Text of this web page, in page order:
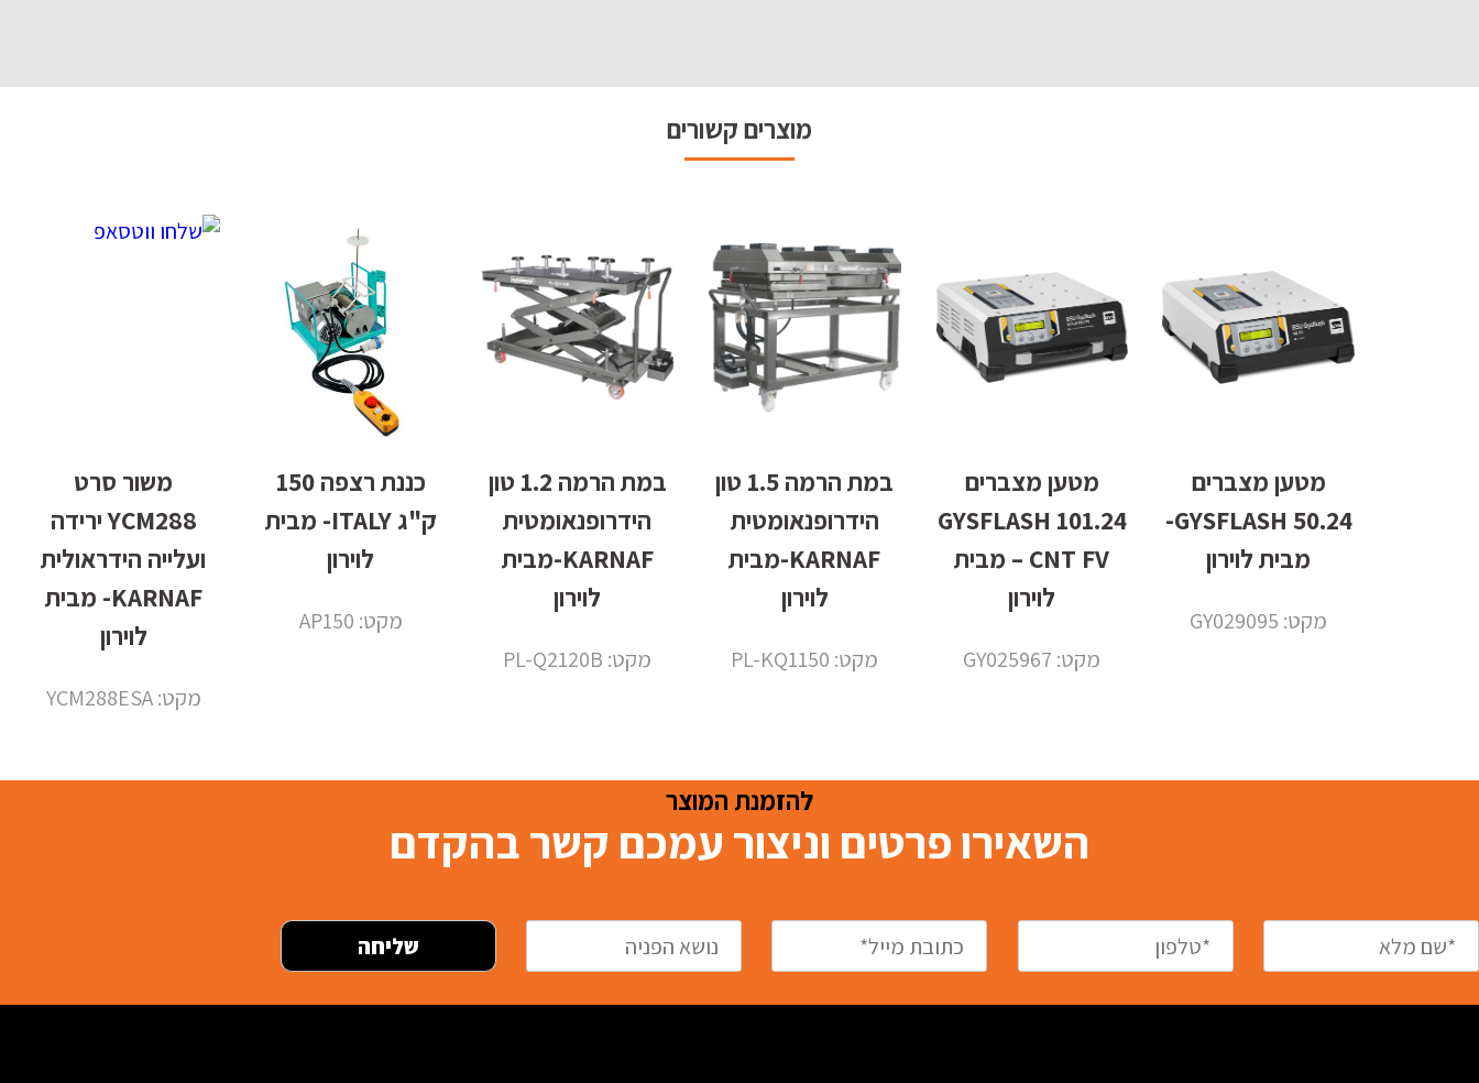
מוצרים קשורים
מטען מצברים
50.24 GYSFLASH-
מבית לוירון
מקט: GY029095
מטען מצברים
101.24 GYSFLASH
CNT FV – מבית
לוירון
מקט: GY025967
במת הרמה 1.5 טון
הידרופנאומטית
KARNAF-מבית
לוירון
מקט: PL-KQ1150
במת הרמה 1.2 טון
הידרופנאומטית
KARNAF-מבית
לוירון
מקט: PL-Q2120B
כננת רצפה 150
ק"ג ITALY- מבית
לוירון
מקט: AP150
משור סרט
YCM288 ירידה
ועלייה הידראולית
KARNAF- מבית
לוירון
מקט: YCM288ESA
להזמנת המוצר
השאירו פרטים וניצור עמכם קשר בהקדם